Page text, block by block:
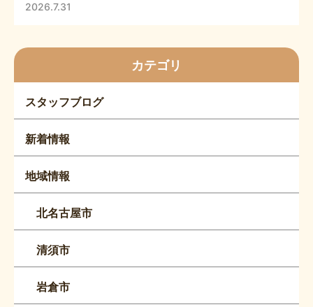
2026.7.31
カテゴリ
スタッフブログ
新着情報
地域情報
北名古屋市
清須市
岩倉市